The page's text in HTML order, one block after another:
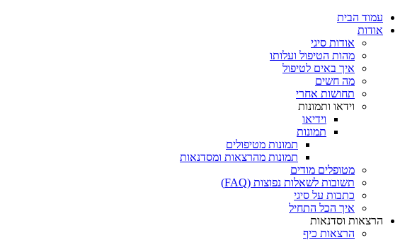
עמוד הבית
אודות
אודות סיגי
מהות הטיפול ועלותו
איך באים לטיפול
מה חשים
תחושות אחרי
וידאו ותמונות
וידיאו
תמונות
תמונות מטיפולים
תמונות מהרצאות ומסדנאות
מטופלים מודים
תשובות לשאלות נפוצות (FAQ)
כתבות על סיגי
איך הכל התחיל
הרצאות וסדנאות
הרצאות כיף